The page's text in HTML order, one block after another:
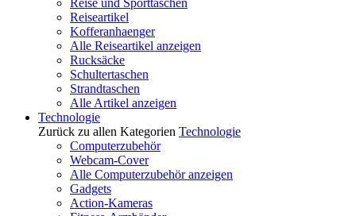
Reise und Sporttaschen
Reiseartikel
Kofferanhaenger
Alle Reiseartikel anzeigen
Rucksäcke
Schultertaschen
Strandtaschen
Alle Artikel anzeigen
Technologie
Zurück zu allen Kategorien Technologie
Computerzubehör
Webcam-Cover
Alle Computerzubehör anzeigen
Gadgets
Action-Kameras